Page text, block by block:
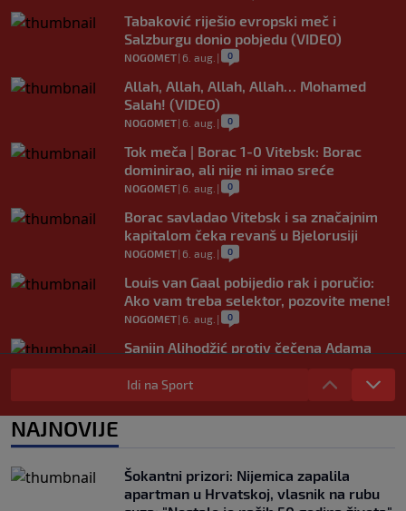
Tabaković riješio evropski meč i
Salzburgu donio pobjedu (VIDEO)
NOGOMET| 6. aug. | 0
Allah, Allah, Allah, Allah… Mohamed
Salah! (VIDEO)
NOGOMET| 6. aug. | 0
Tok meča | Borac 1-0 Vitebsk: Borac
dominirao, ali nije ni imao sreće
NOGOMET| 6. aug. | 0
Borac savladao Vitebsk i sa značajnim
kapitalom čeka revanš u Bjelorusiji
NOGOMET| 6. aug. | 0
Louis van Gaal pobijedio rak i poručio:
Ako vam treba selektor, pozovite mene!
NOGOMET| 6. aug. | 0
Sanjin Alihodžić protiv čečena Adama
Tadushaeva – borba za WAKO PRO titulu
OSTALI SPORTOVI
Arsenal ostaje praznih ruku: Vinícius
Idi na Sport
NAJNOVIJE
Šokantni prizori: Nijemica zapalila
apartman u Hrvatskoj, vlasnik na rubu